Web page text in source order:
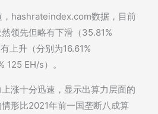
hashrateindex.com数据，目前
领先但略有下滑（35.81%
上升（分别为16.61%
125 EH/s）。
涨十分迅速，显示出算力层面的
形比2021年前一国垄断八成算